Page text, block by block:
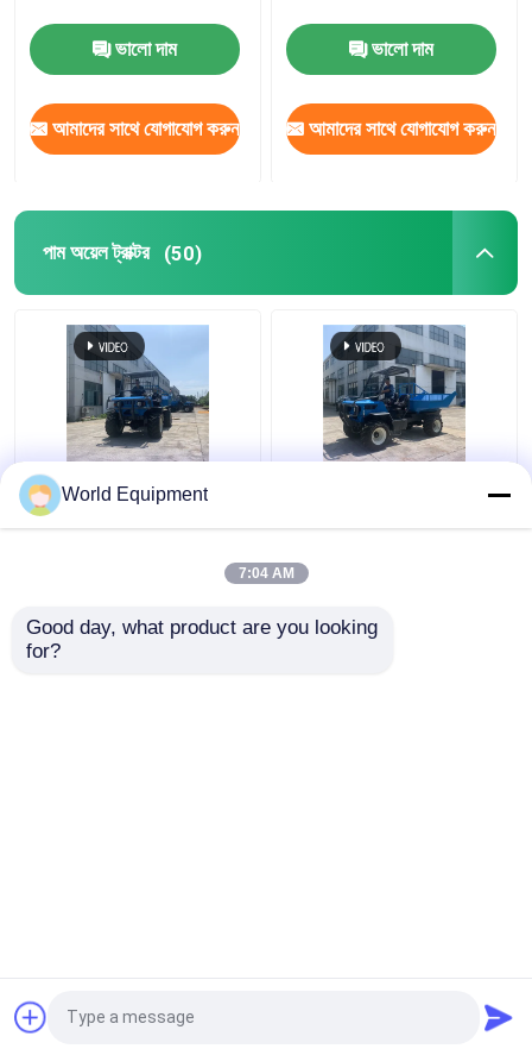
ভালো দাম
আমাদের সাথে যোগাযোগ করুন
ভালো দাম
আমাদের সাথে যোগাযোগ করুন
পাম অয়েল ট্রাক্টর (50)
নিম্নচাপের টায়ার পাম অয়েল
ট্রাক্টর 2000kg মিনি ট্রাক্টর 22
আনারস বাগানের জন্য স্ব-লোডিং
2025 World Equipment (Changzhou) Co., Ltd.. All
World Equipment
7:04 AM
Good day, what product are you looking
for?